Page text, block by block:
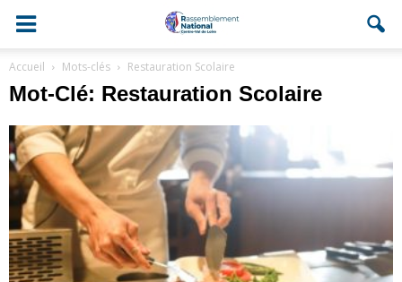
Accueil Mots-clés Restauration Scolaire
Mot-Clé: Restauration Scolaire